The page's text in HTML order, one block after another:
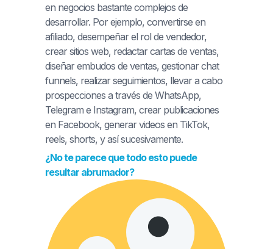
en negocios bastante complejos de
desarrollar. Por ejemplo, convertirse en
afiliado, desempeñar el rol de vendedor,
crear sitios web, redactar cartas de ventas,
diseñar embudos de ventas, gestionar chat
funnels, realizar seguimientos, llevar a cabo
prospecciones a través de WhatsApp,
Telegram e Instagram, crear publicaciones
en Facebook, generar videos en TikTok,
reels, shorts, y así sucesivamente.
¿No te parece que todo esto puede
resultar abrumador?